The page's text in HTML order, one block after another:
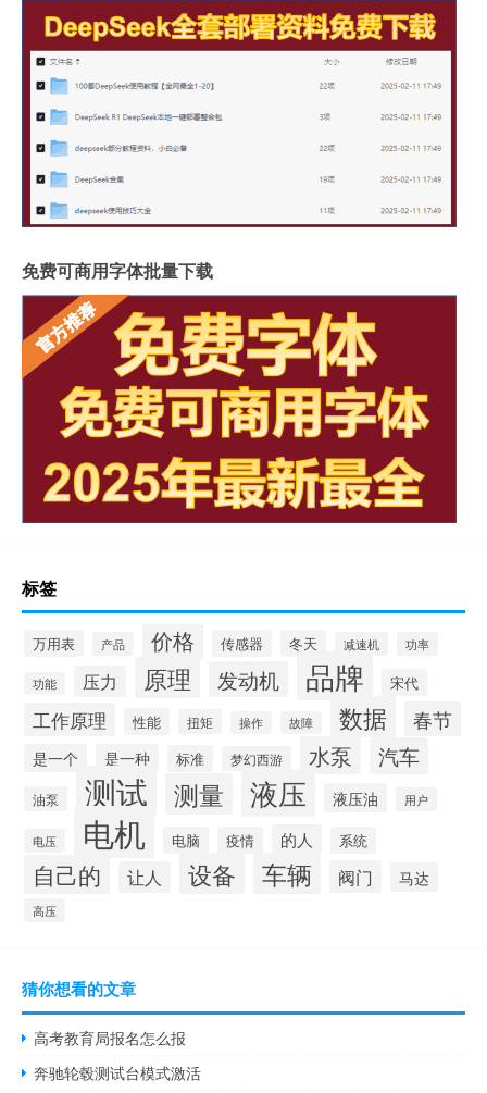
免费可商用字体批量下载
标签
万用表 产品 价格 传感器 冬天 减速机 功率
功能 压力 原理 发动机 品牌 宋代
工作原理 性能 扭矩 操作 故障 数据 春节
是一个 是一种 标准 梦幻西游 水泵 汽车
油泵 测试 测量 液压 液压油 用户
电压 电机 电脑 疫情 的人 系统
自己的 让人 设备 车辆 阀门 马达
高压
猜你想看的文章
高考教育局报名怎么报
奔驰轮毂测试台模式激活